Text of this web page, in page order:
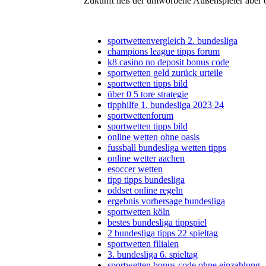
sportwettenvergleich 2. bundesliga
champions league tipps forum
k8 casino no deposit bonus code
sportwetten geld zurück urteile
sportwetten tipps bild
über 0 5 tore strategie
tipphilfe 1. bundesliga 2023 24
sportwettenforum
sportwetten tipps bild
online wetten ohne oasis
fussball bundesliga wetten tipps
online wetter aachen
esoccer wetten
tipp tipps bundesliga
oddset online regeln
ergebnis vorhersage bundesliga
sportwetten köln
bestes bundesliga tippspiel
2 bundesliga tipps 22 spieltag
sportwetten filialen
3. bundesliga 6. spieltag